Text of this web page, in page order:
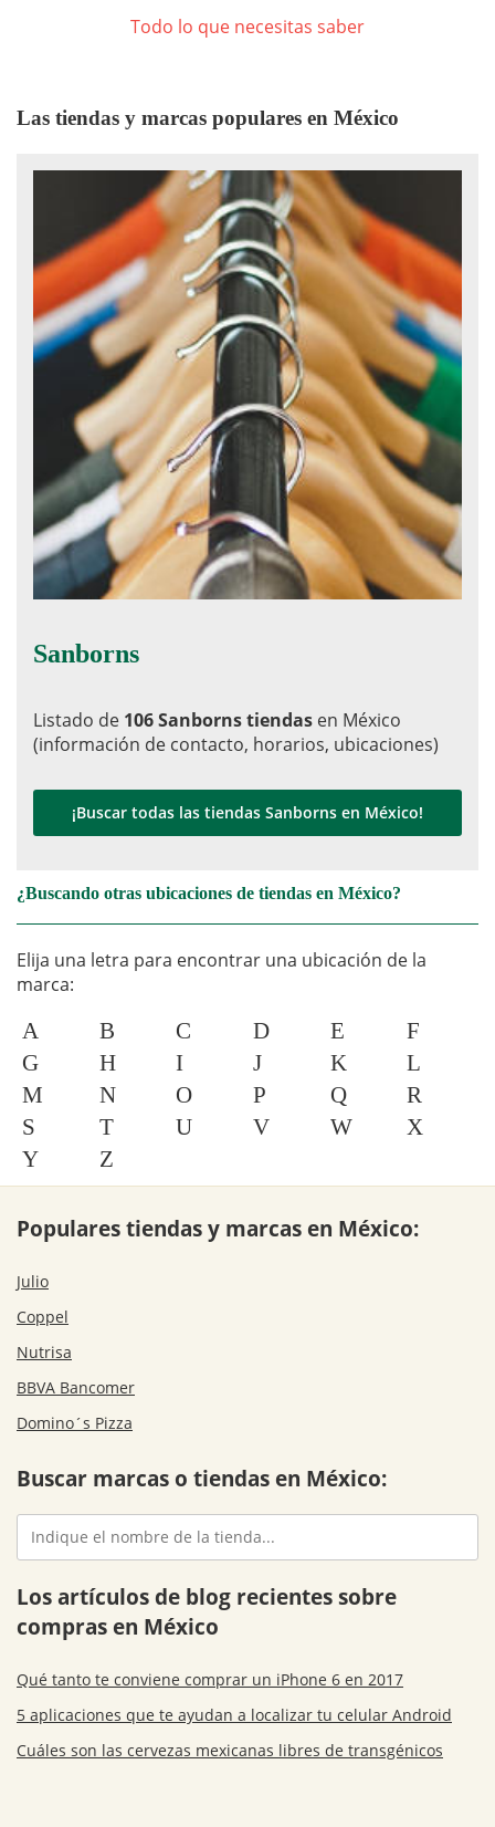
Todo lo que necesitas saber
Las tiendas y marcas populares en México
Sanborns
Listado de 106 Sanborns tiendas en México
(información de contacto, horarios, ubicaciones)
¡Buscar todas las tiendas Sanborns en México!
¿Buscando otras ubicaciones de tiendas en México?
Elija una letra para encontrar una ubicación de la
marca:
A B C D E
F
G
H I J K
L
M
N O P Q
R
S
T U V W
X
Y
Z
Populares tiendas y marcas en México:
Julio
Coppel
Nutrisa
BBVA Bancomer
Domino´s Pizza
Buscar marcas o tiendas en México:
Los artículos de blog recientes sobre
compras en México
Qué tanto te conviene comprar un iPhone 6 en 2017
5 aplicaciones que te ayudan a localizar tu celular Android
Cuáles son las cervezas mexicanas libres de transgénicos